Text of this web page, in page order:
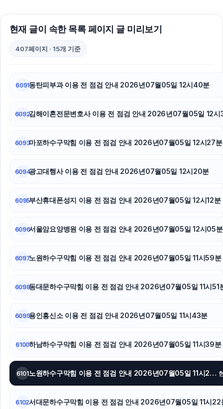
항암요양병원
수원음주운전변호사
평택이혼전문변호사
법인 장기렌트
현재 글이 속한 목록 페이지 글 미리보기
407페이지 · 15개 기준
6091동탄피부과 이용 전 점검 안내 2026년07월05일 12시40분
6092김해이혼전문변호사 이용 전 점검 안내 2026년07월05일 12시
6093마포하수구막힘 이용 전 점검 안내 2026년07월05일 12시27분
6094광고대행사 이용 전 점검 안내 2026년07월05일 12시20분
6095부산휴대폰성지 이용 전 점검 안내 2026년07월05일 12시12분
6096서울암요양병원 이용 전 점검 안내 2026년07월05일 12시05분
6097노원하수구막힘 이용 전 점검 안내 2026년07월05일 11시59분
6098동대문하수구막힘 이용 전 점검 안내 2026년07월05일 11시51
6099용인흥신소 이용 전 점검 안내 2026년07월05일 11시43분
6100하남하수구막힘 이용 전 점검 안내 2026년07월05일 11시39분
6101 노원하수구막힘 이용 전 점검 안내 2026년07월05일 11시29분
6102서대문하수구막힘 이용 전 점검 안내 2026년07월05일 11시22